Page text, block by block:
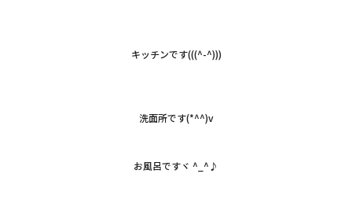
キッチンです(((^-^)))
洗面所です(*^^)v
お風呂ですヾ ^_^♪